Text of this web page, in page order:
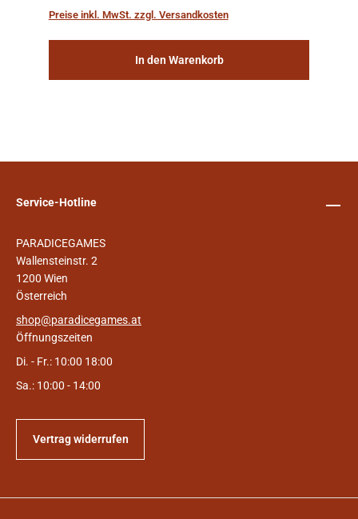
„Weltenschiffe“ gebaut. Auf diesen
Preise inkl. MwSt. zzgl. Versandkosten
In den Warenkorb
Service-Hotline
PARADICEGAMES
Wallensteinstr. 2
1200 Wien
Österreich
shop@paradicegames.at
Öffnungszeiten
Di. - Fr.: 10:00 18:00
Sa.: 10:00 - 14:00
Vertrag widerrufen